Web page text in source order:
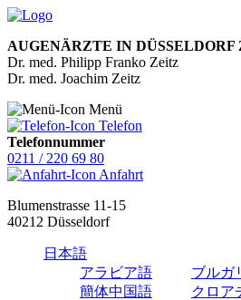
AUGENÄRZTE IN DÜSSELDORF
Dr. med. Philipp Franko Zeitz
Dr. med. Joachim Zeitz
Menü
Telefon
Telefonnummer
0211 / 220 69 80
Anfahrt
Blumenstrasse 11-15
40212 Düsseldorf
日本語
アラビア語
ブルガ
簡体中国語
クロア